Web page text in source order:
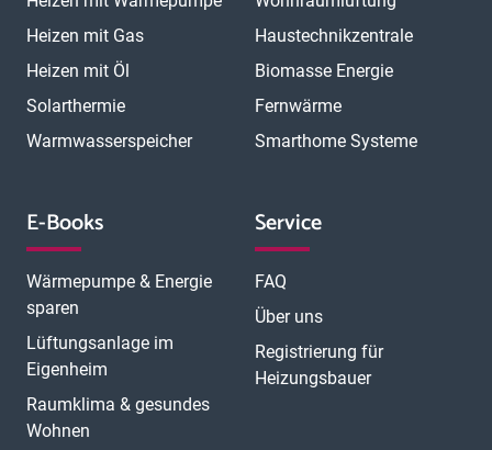
Heizen mit Gas
Heizen mit Öl
Solarthermie
Warmwasserspeicher
Haustechnikzentrale
Biomasse Energie
Fernwärme
Smarthome Systeme
E-Books
Wärmepumpe & Energie
sparen
Lüftungsanlage im
Eigenheim
Raumklima & gesundes
Wohnen
Service
FAQ
Über uns
Registrierung für
Heizungsbauer